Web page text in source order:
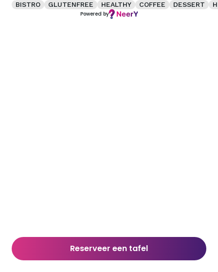
BISTRO GLUTENFREE HEALTHY COFFEE DESSERT
Powered by
Reserveer een tafel